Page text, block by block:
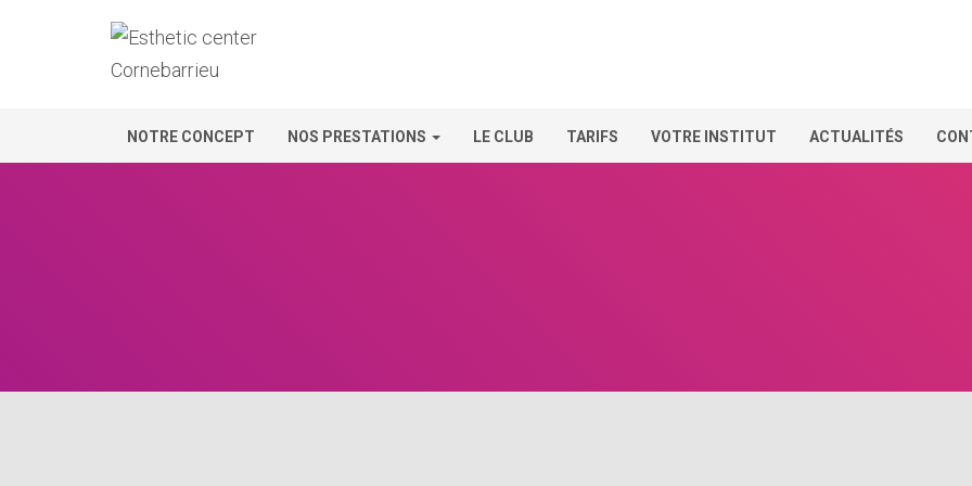
NOTRE CONCEPT NOS PRESTATIONS LE CLUB TARIFS VOTRE INSTITUT ACTUALITÉS